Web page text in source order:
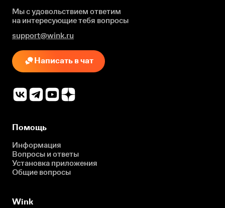
Мы с удовольствием ответим
на интересующиетебя вопросы
support@wink.ru
Написать в чат
Помощь
Информация
Вопросы и ответы
Установка приложения
Общие вопросы
Wink